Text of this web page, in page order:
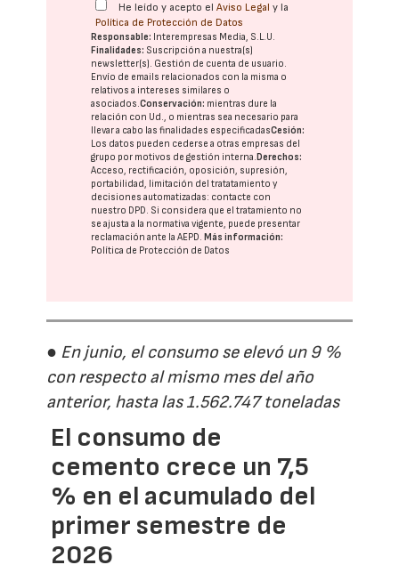
He leído y acepto elAviso Legal y la
Política de Protección de Datos
Responsable: Interempresas Media, S.L.U.
Finalidades: Suscripción a nuestra(s)
newsletter(s). Gestión de cuenta de usuario.
Envío de emails relacionados con la misma o
relativos a intereses similares o
asociados.Conservación: mientras dure la
relación con Ud., o mientras sea necesario para
llevar a cabo las finalidades especificadasCesión:
Los datos pueden cederse a otras empresas del
grupo por motivos de gestión interna. Derechos:
Acceso, rectificación, oposición, supresión,
portabilidad, limitación del tratatamiento y
decisiones automatizadas: contacte con
nuestro DPD. Si considera que el tratamiento no
se ajusta a la normativa vigente, puede presentar
reclamación ante laAEPD. Más información:
Política de Protección de Datos
● En junio, el consumo se elevó un 9 %
con respecto al mismo mes del año
anterior, hasta las 1.562.747 toneladas
El consumo de
cemento crece un 7,5
% en el acumulado del
primer semestre de
2026